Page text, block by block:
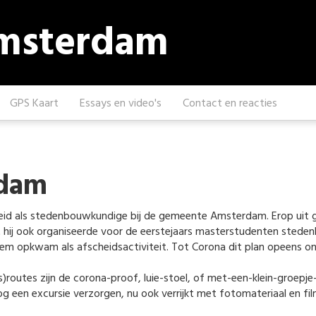
GPS Kaart Essays en video's Contact en reacties
als stedenbouwkundige bij de gemeente Amsterdam. Erop
ook organiseerde voor de eerstejaars masterstudenten
opkwam als afscheidsactiviteit. Tot Corona dit plan opeens
zijn de corona-proof, luie-stoel, of met-een-klein-
excursie verzorgen, nu ook verrijkt met fotomateriaal en